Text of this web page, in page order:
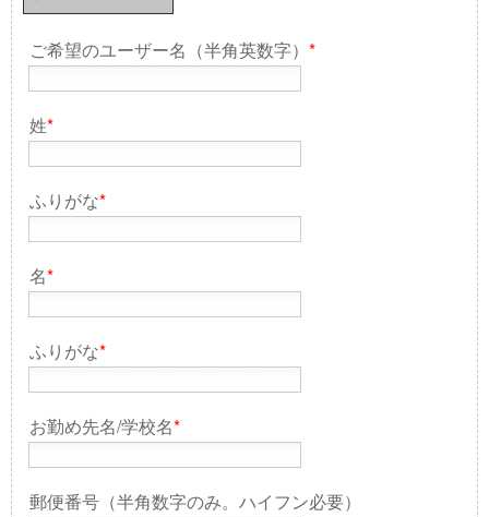
ご希望のユーザー名（半角英数字） *
姓*
ふりがな*
名*
ふりがな*
お勤め先名/学校名*
郵便番号（半角数字のみ。ハイフン必要）